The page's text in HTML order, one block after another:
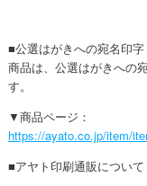
■公選はがきへの宛名印字
商品は、公選はがきへの
す。
▼商品ページ：
https://ayato.co.jp/item/
■アヤト印刷通販について